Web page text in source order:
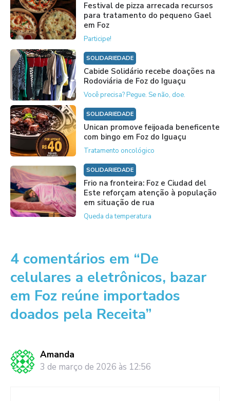
Festival de pizza arrecada recursos
para tratamento do pequeno Gael
em Foz
Participe!
SOLIDARIEDADE
Cabide Solidário recebe doações na
Rodoviária de Foz do Iguaçu
Você precisa? Pegue. Se não, doe.
SOLIDARIEDADE
Unican promove feijoada beneficente
com bingo em Foz do Iguaçu
Tratamento oncológico
SOLIDARIEDADE
Frio na fronteira: Foz e Ciudad del
Este reforçam atenção à população
em situação de rua
Queda da temperatura
4 comentários em “De
celulares a eletrônicos, bazar
em Foz reúne importados
doados pela Receita”
Amanda
3 de março de 2026 às 12:56